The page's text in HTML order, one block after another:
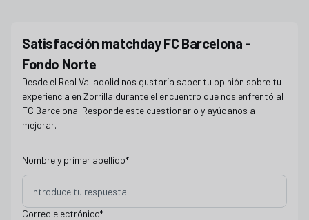
Satisfacción matchday FC Barcelona -
Fondo Norte
Desde el Real Valladolid nos gustaría saber tu opinión sobre tu
experiencia en Zorrilla durante el encuentro que nos enfrentó al
FC Barcelona. Responde este cuestionario y ayúdanos a
mejorar.
Nombre y primer apellido*
Correo electrónico*